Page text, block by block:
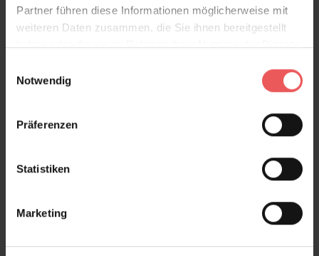
Partner führen diese Informationen möglicherweise mit
weiteren Daten zusammen, die Sie ihnen bereitgestellt
haben oder die sie im Rahmen Ihrer Nutzung der Dienste
Notwendig
Präferenzen
Statistiken
Marketing
Versand & Zahlung
Frage stellen